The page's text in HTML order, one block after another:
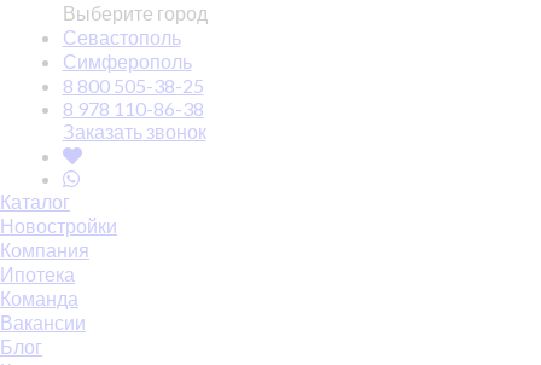
Выберите город
Севастополь
Симферополь
8 800 505-38-25
8 978 110-86-38
Заказать звонок
Каталог
Новостройки
Компания
Ипотека
Команда
Вакансии
Блог